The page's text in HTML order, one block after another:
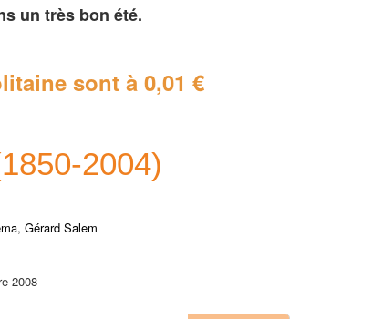
un très bon été.
sont à 0,01 €
2004)
, Gérard Salem
2008